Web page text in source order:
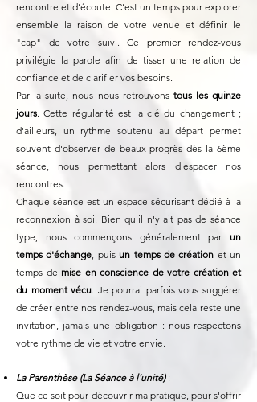
rencontre et d’écoute. C’est un temps pour explorer
ensemble la raison de votre venue et définir le
"cap" de votre suivi. Ce premier rendez-vous
privilégie la parole afin de tisser une relation de
confiance et de clarifier vos besoins.
Par la suite, nous nous retrouvons tous les quinze
jours. Cette régularité est la clé du changement ;
d'ailleurs, un rythme soutenu au départ permet
souvent d'observer de beaux progrès dès la 6ème
séance, nous permettant alors d'espacer nos
rencontres.
Chaque séance est un espace sécurisant dédié à la
reconnexion à soi. Bien qu'il n'y ait pas de séance
type, nous commençons généralement par un
temps d'échange, puis un temps de création et un
temps de mise en conscience de votre création et
du moment vécu. Je pourrai parfois vous suggérer
de créer entre nos rendez-vous, mais cela reste une
invitation, jamais une obligation : nous respectons
votre rythme de vie et votre envie.
La Parenthèse (La Séance à l'unité):
Que ce soit pour découvrir ma pratique, pour s'offrir